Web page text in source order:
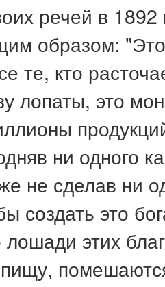
речей в 1892
образом:
те, кто
лопаты, это
ни одного
не сделав ни
создать это
лошади этих